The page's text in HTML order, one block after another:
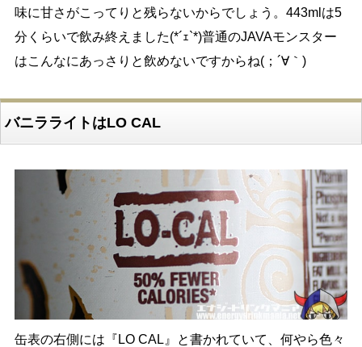
味に甘さがこってりと残らないからでしょう。443mlは5
分くらいで飲み終えました(*´ｪ`*)普通のJAVAモンスター
はこんなにあっさりと飲めないですからね(；´∀｀)
バニラライトはLO CAL
缶表の右側には『LO CAL』と書かれていて、何やら色々